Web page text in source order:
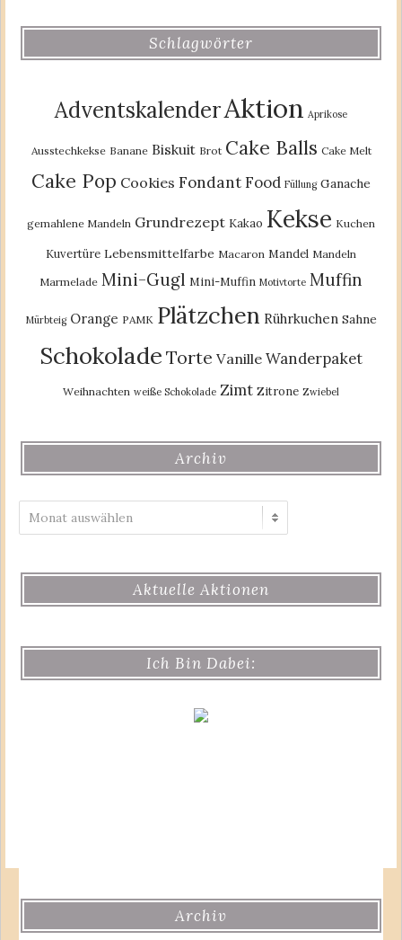
Schlagwörter
AdventskalenderAktion Aprikose
Ausstechkekse Banane Biskuit Brot Cake Balls Cake Melt
Cake Pop Cookies Fondant Food Füllung Ganache
gemahlene Mandeln Grundrezept Kakao Kekse Kuchen
Kuvertüre Lebensmittelfarbe Macaron Mandel Mandeln
Marmelade Mini-Gugl Mini-Muffin Motivtorte Muffin
Mürbteig Orange PAMK Plätzchen Rührkuchen Sahne
Schokolade Torte Vanille Wanderpaket
Weihnachten weiße Schokolade Zimt Zitrone Zwiebel
Archiv
Aktuelle Aktionen
Ich Bin Dabei:
Archiv